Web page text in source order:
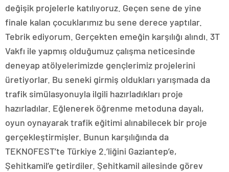
değişik projelerle katılıyoruz. Geçen sene de yine
finale kalan çocuklarımız bu sene derece yaptılar.
Tebrik ediyorum. Gerçekten emeğin karşılığı alındı. 3T
Vakfı ile yapmış olduğumuz çalışma neticesinde
deneyap atölyelerimizde gençlerimiz projelerini
üretiyorlar. Bu seneki girmiş oldukları yarışmada da
trafik simülasyonuyla ilgili hazırladıkları proje
hazırladılar. Eğlenerek öğrenme metoduna dayalı,
oyun oynayarak trafik eğitimi alınabilecek bir proje
gerçekleştirmişler. Bunun karşılığında da
TEKNOFEST’te Türkiye 2.’liğini Gaziantep’e,
Şehitkamil’e getirdiler. Şehitkamil ailesinde görev